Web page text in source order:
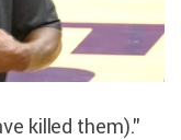
killed them)."